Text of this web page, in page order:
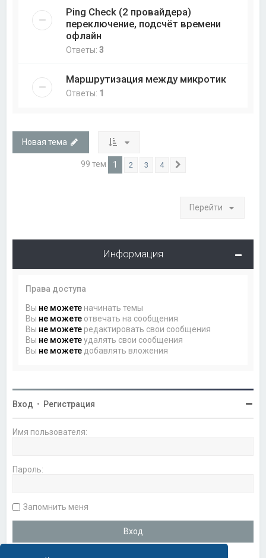
Ping Check (2 провайдера)
переключение, подсчёт времени
офлайн
Ответы:3
Маршрутизация между микротик
Ответы: 1
Новая тема
99 тем 1 2 3 4
Перейти
Информация
Права доступа
Вы не можете начинать темы
Вы не можете отвечать на сообщения
Вы не можете редактировать свои сообщения
Вы не можетеудалять свои сообщения
Вы не можете добавлять вложения
Вход • Регистрация
Имя пользователя:
Пароль:
Запомнить меня